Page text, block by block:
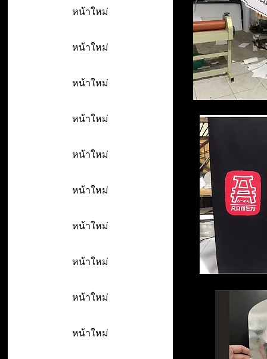
หน้าใหม่
หน้าใหม่
หน้าใหม่
หน้าใหม่
หน้าใหม่
หน้าใหม่
หน้าใหม่
หน้าใหม่
หน้าใหม่
หน้าใหม่